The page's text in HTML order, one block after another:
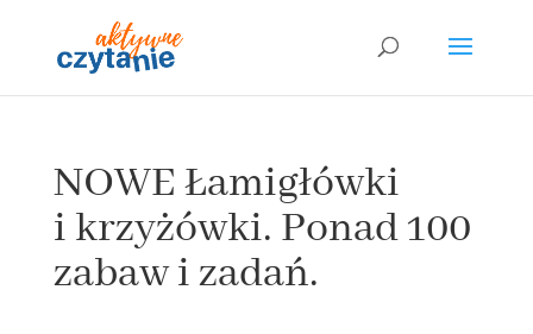
NOWE Łamigłówki
i krzyżówki. Ponad 100
zabaw i zadań.